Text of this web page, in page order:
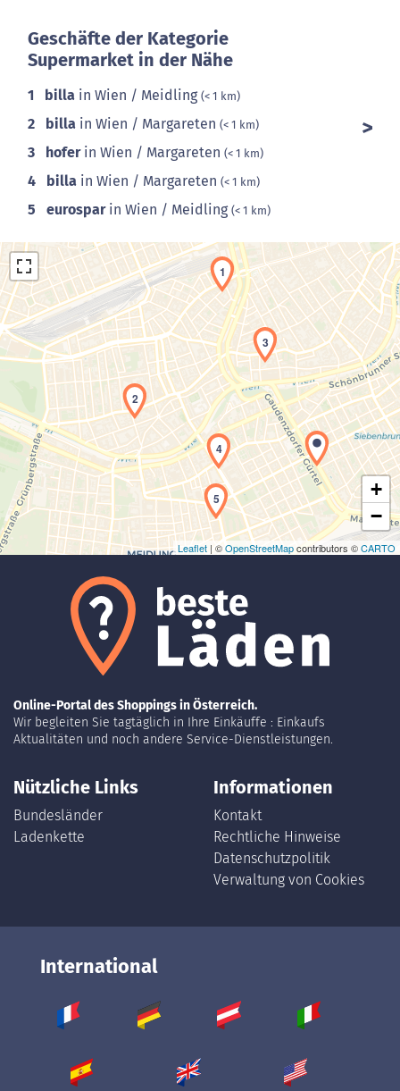
Geschäfte der Kategorie
Supermarket in der Nähe
1 billa in Wien / Meidling (< 1 km)
2 billa in Wien / Margareten (< 1 km)
3 hoferin Wien / Margareten (< 1 km)
4 billa in Wien / Margareten (< 1 km)
5 eurosparin Wien / Meidling (< 1 km)
Laden der Karte...
1
2
3
4
5
+
−
Leaflet | ©OpenStreetMapcontributors ©CARTO
Online-Portal des Shoppings in Österreich.
Wir begleiten Sie tagtäglich in Ihre Einkäuffe : Einkaufs
Aktualitäten und noch andere Service-Dienstleistungen.
Nützliche Links
Bundesländer
Ladenkette
Informationen
Kontakt
Rechtliche Hinweise
Datenschutzpolitik
Verwaltung von Cookies
International